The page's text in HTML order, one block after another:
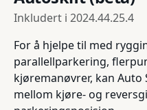
Inkludert i 2024.44.25.4
For å hjelpe til med
parallellparkering,
kjøremanøvrer, kan Auto
mellom kjøre- og